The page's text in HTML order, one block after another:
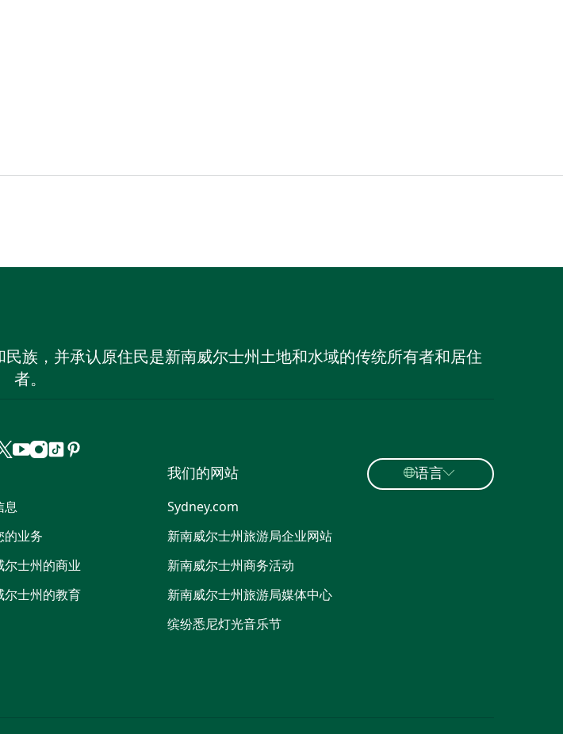
族，并承认原住民是新南威尔士州土地和水域的传统所有者和居住
者。
叽
喳
喳
YouTube
Instagram
抖 Pinterest
息
的业务
尔士州的商业
尔士州的教育
我们的网站
Sydney.com
新南威尔士州旅游局企业网站
新南威尔士州商务活动
新南威尔士州旅游局媒体中心
缤纷悉尼灯光音乐节
语言